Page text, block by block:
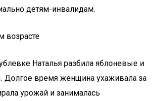
детям-инвалидам.
возрасте
Наталья разбила яблоневые и
время женщина ухаживала за
урожай и занималась